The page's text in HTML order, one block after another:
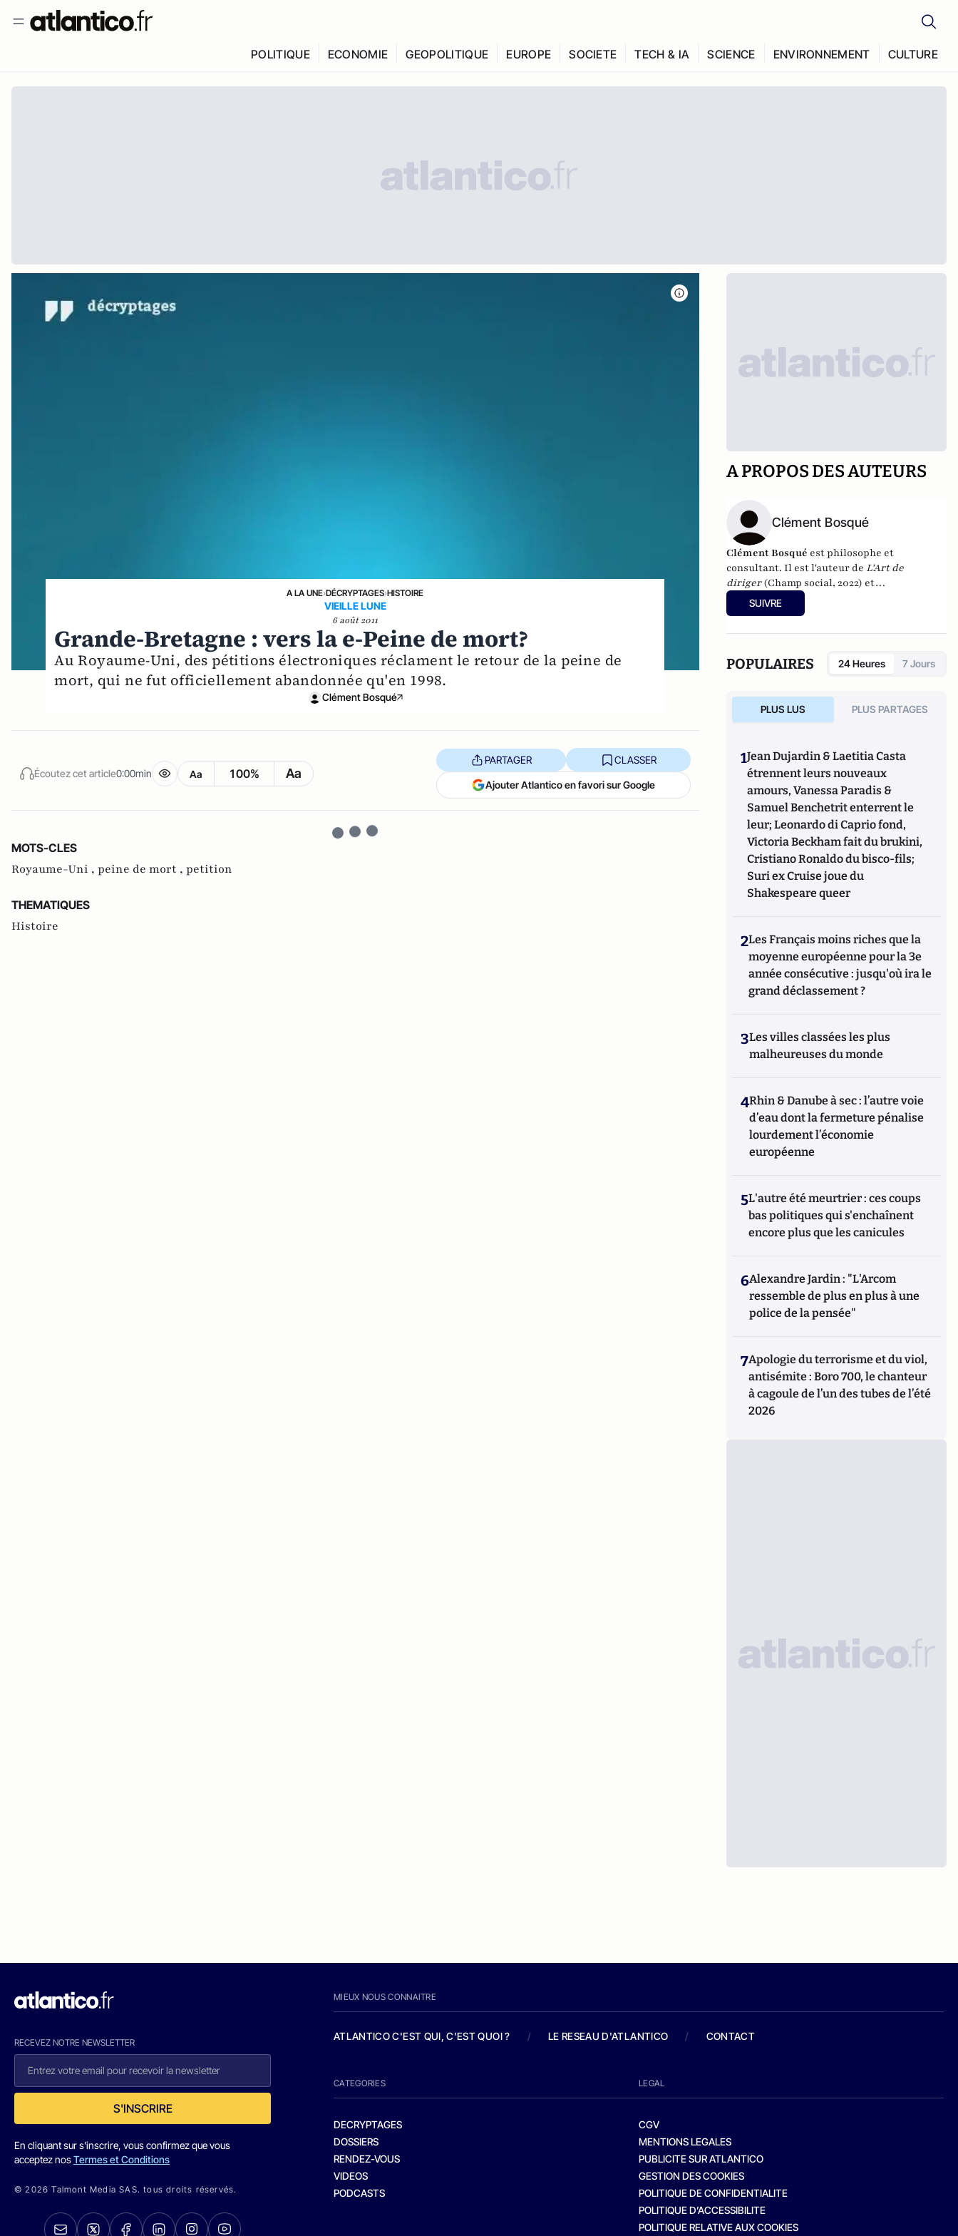
POLITIQUE ECONOMIE GEOPOLITIQUE EUROPE SOCIETE TECH & IA SCIENCE ENVIRONNEMENT CULTURE
A LA UNE›DÉCRYPTAGES›HISTOIRE
VIEILLE LUNE
6 août 2011
Grande-Bretagne : vers la e-Peine de mort?
Au Royaume-Uni, des pétitions électroniques réclament le retour de la peine de
mort, qui ne fut officiellement abandonnée qu'en 1998.
Clément Bosqué
Écoutez cet article0:00min Aa 100% Aa
PARTAGER CLASSER
Ajouter Atlantico en favori sur Google
MOTS-CLES
Royaume-Uni , peine de mort , petition
THEMATIQUES
Histoire
A PROPOS DES AUTEURS
Clément Bosqué
Clément Bosqué est philosophe et
consultant. Il est l'auteur de L'Art de
diriger(Champ social, 2022) et
de
Considérations rhapsodiques sur le
management(Ovadia, 2023).
SUIVRE
POPULAIRES 24 Heures 7 Jours
PLUS LUS PLUS PARTAGES
1Jean Dujardin & Laetitia Casta
étrennent leurs nouveaux
amours, Vanessa Paradis &
Samuel Benchetrit enterrent le
leur; Leonardo di Caprio fond,
Victoria Beckham fait du brukini,
Cristiano Ronaldo du bisco-fils;
Suri ex Cruise joue du
Shakespeare queer
2Les Français moins riches que la
moyenne européenne pour la 3e
année consécutive : jusqu'où ira le
grand déclassement ?
3Les villes classées les plus
malheureuses du monde
4Rhin & Danube à sec : l’autre voie
d’eau dont la fermeture pénalise
lourdement l’économie
européenne
5L'autre été meurtrier : ces coups
bas politiques qui s'enchaînent
encore plus que les canicules
6Alexandre Jardin : "L'Arcom
ressemble de plus en plus à une
police de la pensée"
7Apologie du terrorisme et du viol,
antisémite : Boro 700, le chanteur
à cagoule de l’un des tubes de l’été
2026
RECEVEZ NOTRE NEWSLETTER
S'INSCRIRE
En cliquant sur s'inscrire, vous confirmez que vous
acceptez nosTermes et Conditions
© 2026 Talmont Media SAS. tous droits réservés.
MIEUX NOUS CONNAITRE
ATLANTICO C'EST QUI, C'EST QUOI ? / LE RESEAU D'ATLANTICO / CONTACT
CATEGORIES
DECRYPTAGES
DOSSIERS
RENDEZ-VOUS
VIDEOS
PODCASTS
LEGAL
CGV
MENTIONS LEGALES
PUBLICITE SUR ATLANTICO
GESTION DES COOKIES
POLITIQUE DE CONFIDENTIALITE
POLITIQUE D’ACCESSIBILITE
POLITIQUE RELATIVE AUX COOKIES